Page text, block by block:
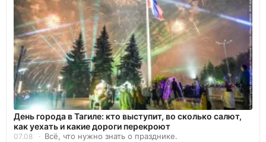
День города в Тагиле: кто выступит, во сколько салют,
как уехать и какие дороги перекроют
07.08 Всё, что нужно знать о празднике.